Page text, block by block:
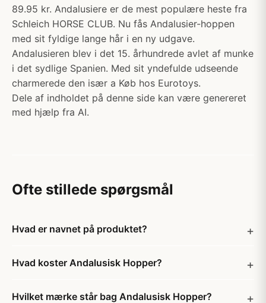
89.95 kr. Andalusiere er de mest populære heste fra
Schleich HORSE CLUB. Nu fås Andalusier-hoppen
med sit fyldige lange hår i en ny udgave.
Andalusieren blev i det 15. århundrede avlet af munke
i det sydlige Spanien. Med sit yndefulde udseende
charmerede den især a Køb hos Eurotoys.
Dele af indholdet på denne side kan være genereret
med hjælp fra AI.
Ofte stillede spørgsmål
Hvad er navnet på produktet?
Hvad koster Andalusisk Hopper?
Hvilket mærke står bag Andalusisk Hopper?